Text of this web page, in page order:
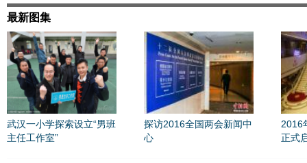
最新图集
武汉一小学探索设立“男班
主任工作室”
探访2016全国两会新闻中
心
2016
正式